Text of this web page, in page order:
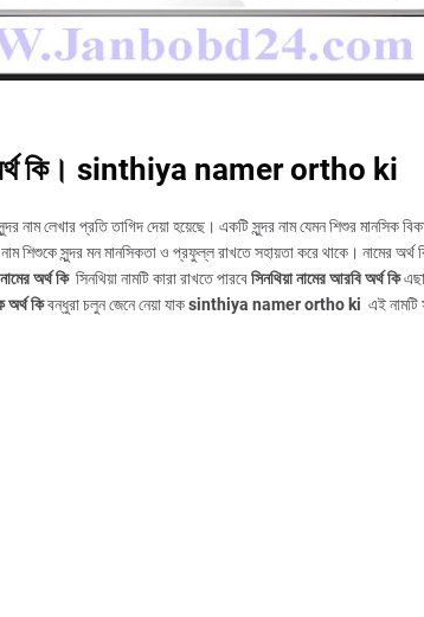
অর্থ কি। sinthiya namer ortho ki
নাম লেখার প্রতি তাগিদ দেয়া হয়েছে। একটি সুন্দর নাম যেমন শিশুর মানসিক
শিশুকে সুন্দর মন মানসিকতা ও প্রফুল্ল রাখতে সহায়তা করে থাকে। নামের অর্থ
অর্থ কি সিনথিয়া নামটি কারা রাখতে পারবেসিনথিয়া নামের আরবি অর্থ কি
অর্থ কিবন্ধুরা চলুন জেনে নেয়া যাকsinthiya namer ortho ki এই নামটি